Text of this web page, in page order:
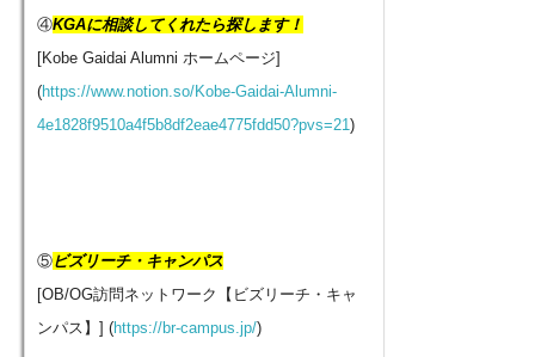
④KGAに相談してくれたら探します！
[Kobe Gaidai Alumni ホームページ]
(https://www.notion.so/Kobe-Gaidai-Alumni-
4e1828f9510a4f5b8df2eae4775fdd50?pvs=21)
⑤ビズリーチ・キャンパス
[OB/OG訪問ネットワーク【ビズリーチ・キャ
ンパス】] (https://br-campus.jp/)